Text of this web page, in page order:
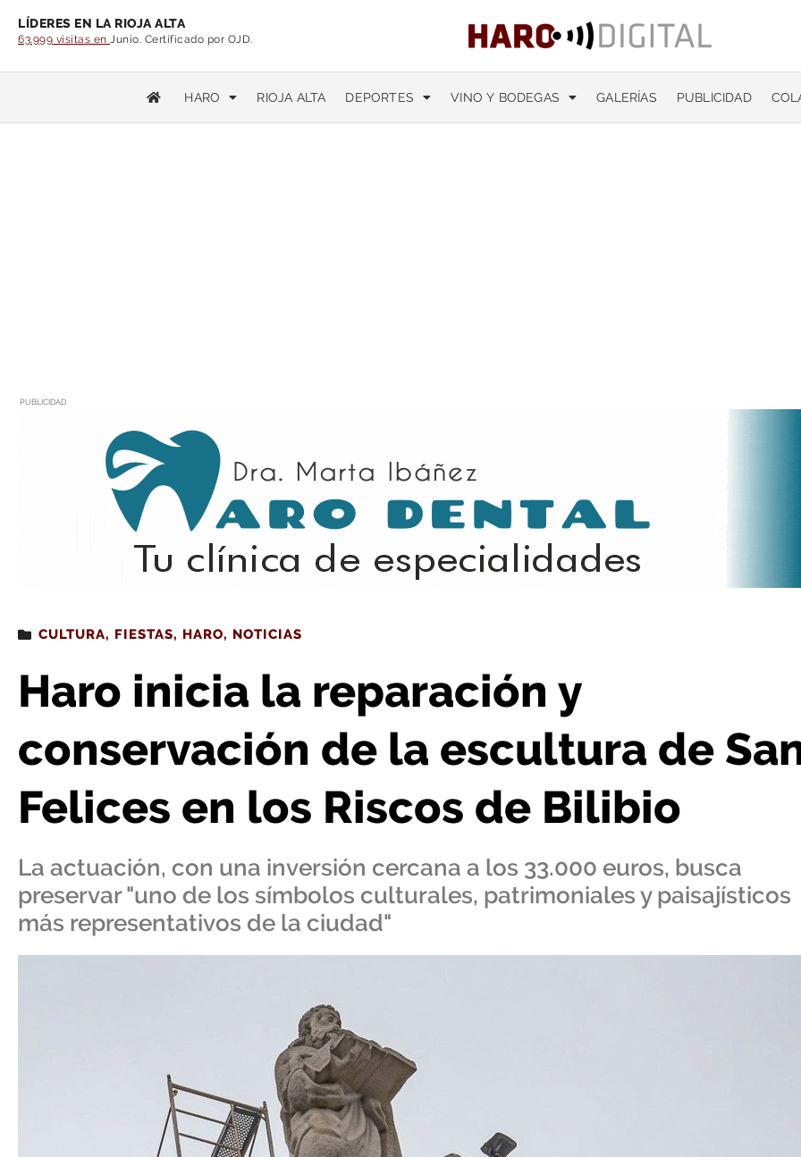
LÍDERES EN LA RIOJA ALTA
63.999 visitas en Junio. Certificado por OJD.
HARO RIOJA ALTA DEPORTES VINO Y BODEGAS GALERÍAS PUBLICIDAD
PUBLICIDAD
Estás leyendo : Haro inicia la reparación y conservación de la escultura de San Felices en los Riscos de Bilibio
CULTURA, FIESTAS, HARO, NOTICIAS
Haro inicia la reparación y
conservación de la escultura de
Felices en los Riscos de Bilibio
La actuación, con una inversión cercana a los 33.000 euros, busca
preservar "uno de los símbolos culturales, patrimoniales y paisajísticos
más representativos de la ciudad"